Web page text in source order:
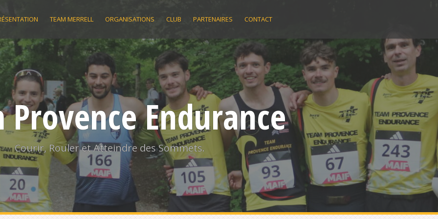
TEAM MERRELL ORGANISATIONS CLUB PARTENAIRES CONTACT
Provence Endurance
Courir, Rouler et Atteindre des Sommets.